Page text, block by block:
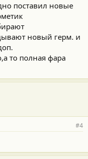
поставил новые
новый герм. и
то полная фара
#4